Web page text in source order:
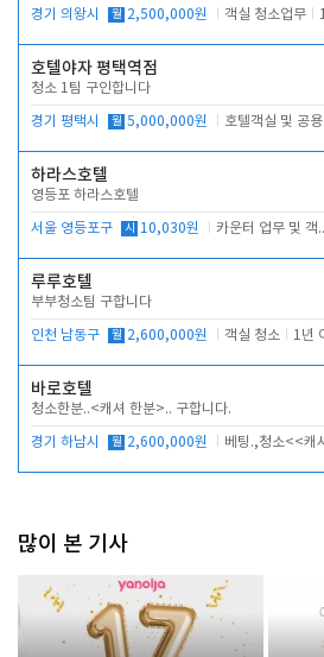
경기 의왕시 월 2,500,000원 객실 청소업무
호텔야자 평택역점
청소 1팀 구인합니다
경기 평택시 월 5,000,000원
하라스호텔
영등포 하라스호텔
서울 영등포구 시 10,030원 카운터 업무 및 객
루루호텔
부부청소팀 구합니다
인천 남동구 월 2,600,000원 객실 청소 1년
바로호텔
청소한분..<캐셔 한분>.. 구합니다.
경기 하남시 월 2,600,000원
많이 본 기사